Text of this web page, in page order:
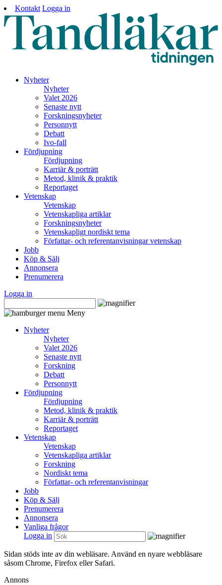
Kontakt Logga in
Nyheter
Nyheter
Valet 2026
Senaste nytt
Forskningsnyheter
Personnytt
Debatt
Ivo-fall
Fördjupning
Fördjupning
Karriär & porträtt
Metod, klinik & praktik
Reportaget
Vetenskap
Vetenskap
Vetenskapliga artiklar
Forskningsnyheter
Vetenskapligt nordiskt tema
Författar- och referentanvisningar vetenskap
Jobb
Köp & Sälj
Annonsera
Prenumerera
Logga in
Meny
Nyheter
Nyheter
Valet 2026
Senaste nytt
Forskning
Debatt
Personnytt
Fördjupning
Fördjupning
Metod, klinik & praktik
Karriär & porträtt
Reportaget
Vetenskap
Vetenskap
Vetenskapliga artiklar
Forskning
Nordiskt tema
Författar- och referentanvisningar
Jobb
Köp & Sälj
Prenumerera
Annonsera
Vanliga frågor
Logga in
Sidan stöds inte av din webläsare. Använd en nyare webbläsare
såsom Chrome, Firefox eller Safari.
Annons